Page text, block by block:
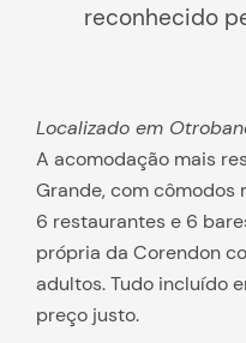
reconhecido
Localizado em
A acomodação mais
Grande, com cômodos
6 restaurantes e 6
própria da Corendon
adultos. Tudo incluído
preço justo.